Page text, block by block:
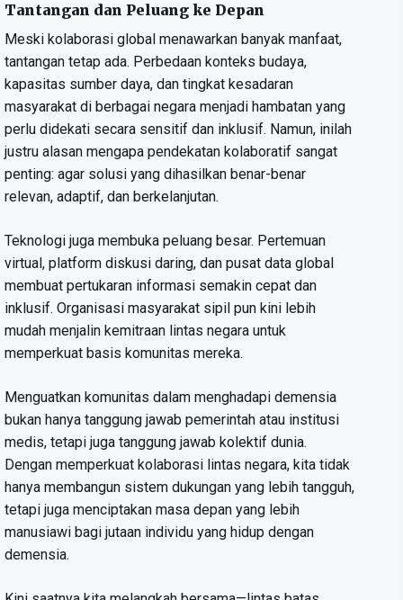
Tantangan dan Peluang ke Depan
Meski kolaborasi global menawarkan banyak manfaat,
tantangan tetap ada. Perbedaan konteks budaya,
kapasitas sumber daya, dan tingkat kesadaran
masyarakat di berbagai negara menjadi hambatan yang
perlu didekati secara sensitif dan inklusif. Namun, inilah
justru alasan mengapa pendekatan kolaboratif sangat
penting: agar solusi yang dihasilkan benar-benar
relevan, adaptif, dan berkelanjutan.
Teknologi juga membuka peluang besar. Pertemuan
virtual, platform diskusi daring, dan pusat data global
membuat pertukaran informasi semakin cepat dan
inklusif. Organisasi masyarakat sipil pun kini lebih
mudah menjalin kemitraan lintas negara untuk
memperkuat basis komunitas mereka.
Menguatkan komunitas dalam menghadapi demensia
bukan hanya tanggung jawab pemerintah atau institusi
medis, tetapi juga tanggung jawab kolektif dunia.
Dengan memperkuat kolaborasi lintas negara, kita tidak
hanya membangun sistem dukungan yang lebih tangguh,
tetapi juga menciptakan masa depan yang lebih
manusiawi bagi jutaan individu yang hidup dengan
demensia.